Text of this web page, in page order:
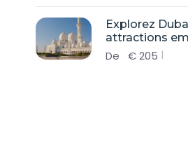
Explorez
attractions
De €205